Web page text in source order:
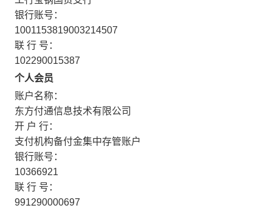
银行账号：
1001153819003214507
联 行 号：
102290015387
个人会员
账户名称：
东方付通信息技术有限公司
开 户 行：
支付机构备付金集中存管账户
银行账号：
10366921
联 行 号：
991290000697